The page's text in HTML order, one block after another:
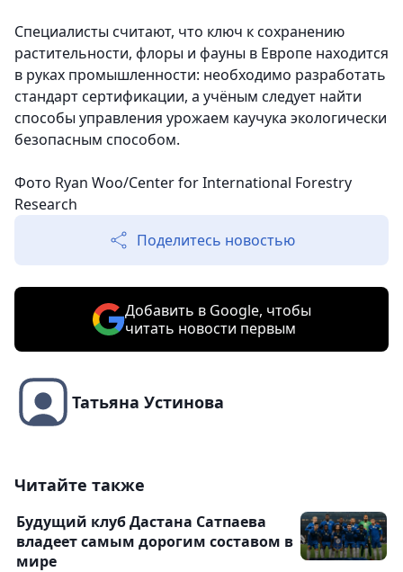
Специалисты считают, что ключ к сохранению
растительности, флоры и фауны в Европе находится
в руках промышленности: необходимо разработать
стандарт сертификации, а учёным следует найти
способы управления урожаем каучука экологически
безопасным способом.
Фото Ryan Woo/Center for International Forestry
Research
Поделитесь новостью
Добавить в Google, чтобы
читать новости первым
Татьяна Устинова
Читайте также
Будущий клуб Дастана Сатпаева
владеет самым дорогим составом в
мире